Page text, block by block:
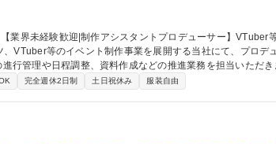
管理や日程調整、資料作成などの推進業務を担当いただきます！ 【
ジュール・タスク管理 ■協力会社・出演者等社内外関係者と
多様なプロジェクトの推進力として活躍できます。生成AIも
界未経験歓迎|制作アシスタントプロデュー
完全週休2日制 土日祝休み 服装自由